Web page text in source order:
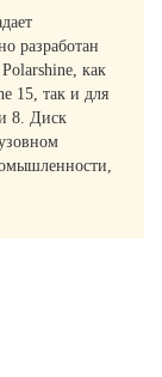
разработан
как
15, так и для
8. Диск